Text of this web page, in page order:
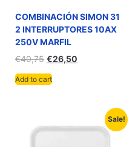
COMBINACIÓN SIMON 31
2 INTERRUPTORES 10AX
250V MARFIL
€40,75 €26,50
Add to cart
Sale!